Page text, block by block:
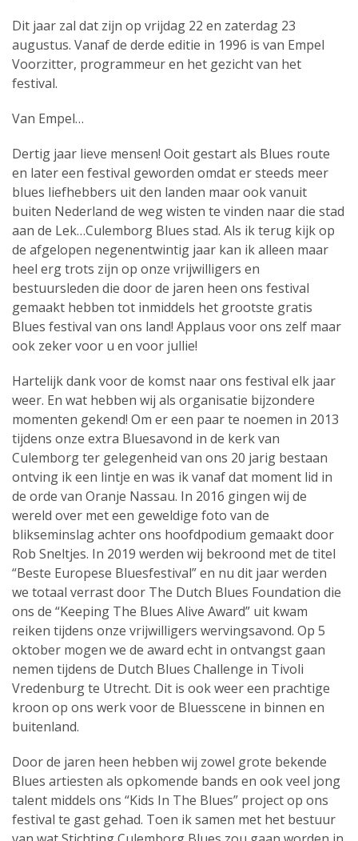
Dit jaar zal dat zijn op vrijdag 22 en zaterdag 23
augustus. Vanaf de derde editie in 1996 is van Empel
Voorzitter, programmeur en het gezicht van het
festival.
Van Empel…
Dertig jaar lieve mensen! Ooit gestart als Blues route
en later een festival geworden omdat er steeds meer
blues liefhebbers uit den landen maar ook vanuit
buiten Nederland de weg wisten te vinden naar die stad
aan de Lek…Culemborg Blues stad. Als ik terug kijk op
de afgelopen negenentwintig jaar kan ik alleen maar
heel erg trots zijn op onze vrijwilligers en
bestuursleden die door de jaren heen ons festival
gemaakt hebben tot inmiddels het grootste gratis
Blues festival van ons land! Applaus voor ons zelf maar
ook zeker voor u en voor jullie!
Hartelijk dank voor de komst naar ons festival elk jaar
weer. En wat hebben wij als organisatie bijzondere
momenten gekend! Om er een paar te noemen in 2013
tijdens onze extra Bluesavond in de kerk van
Culemborg ter gelegenheid van ons 20 jarig bestaan
ontving ik een lintje en was ik vanaf dat moment lid in
de orde van Oranje Nassau. In 2016 gingen wij de
wereld over met een geweldige foto van de
blikseminslag achter ons hoofdpodium gemaakt door
Rob Sneltjes. In 2019 werden wij bekroond met de titel
“Beste Europese Bluesfestival” en nu dit jaar werden
we totaal verrast door The Dutch Blues Foundation die
ons de “Keeping The Blues Alive Award” uit kwam
reiken tijdens onze vrijwilligers wervingsavond. Op 5
oktober mogen we de award echt in ontvangst gaan
nemen tijdens de Dutch Blues Challenge in Tivoli
Vredenburg te Utrecht. Dit is ook weer een prachtige
kroon op ons werk voor de Bluesscene in binnen en
buitenland.
Door de jaren heen hebben wij zowel grote bekende
Blues artiesten als opkomende bands en ook veel jong
talent middels ons “Kids In The Blues” project op ons
festival te gast gehad. Toen ik samen met het bestuur